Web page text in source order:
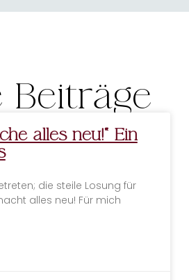
alles neu!“ Ein
die steile Losung für
alles neu! Für mich